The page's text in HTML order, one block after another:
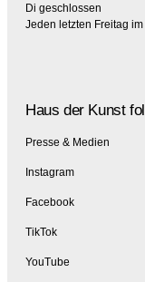
Di geschlossen
Jeden letzten Freitag
Haus der Kunst
Presse & Medien
Instagram
Facebook
TikTok
YouTube